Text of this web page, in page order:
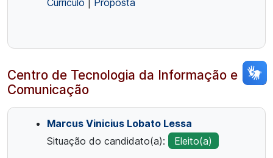
Centro de Tecnologia da Informação e
Comunicação
Marcus Vinicius Lobato Lessa
Situação do candidato(a):
Eleito(a)